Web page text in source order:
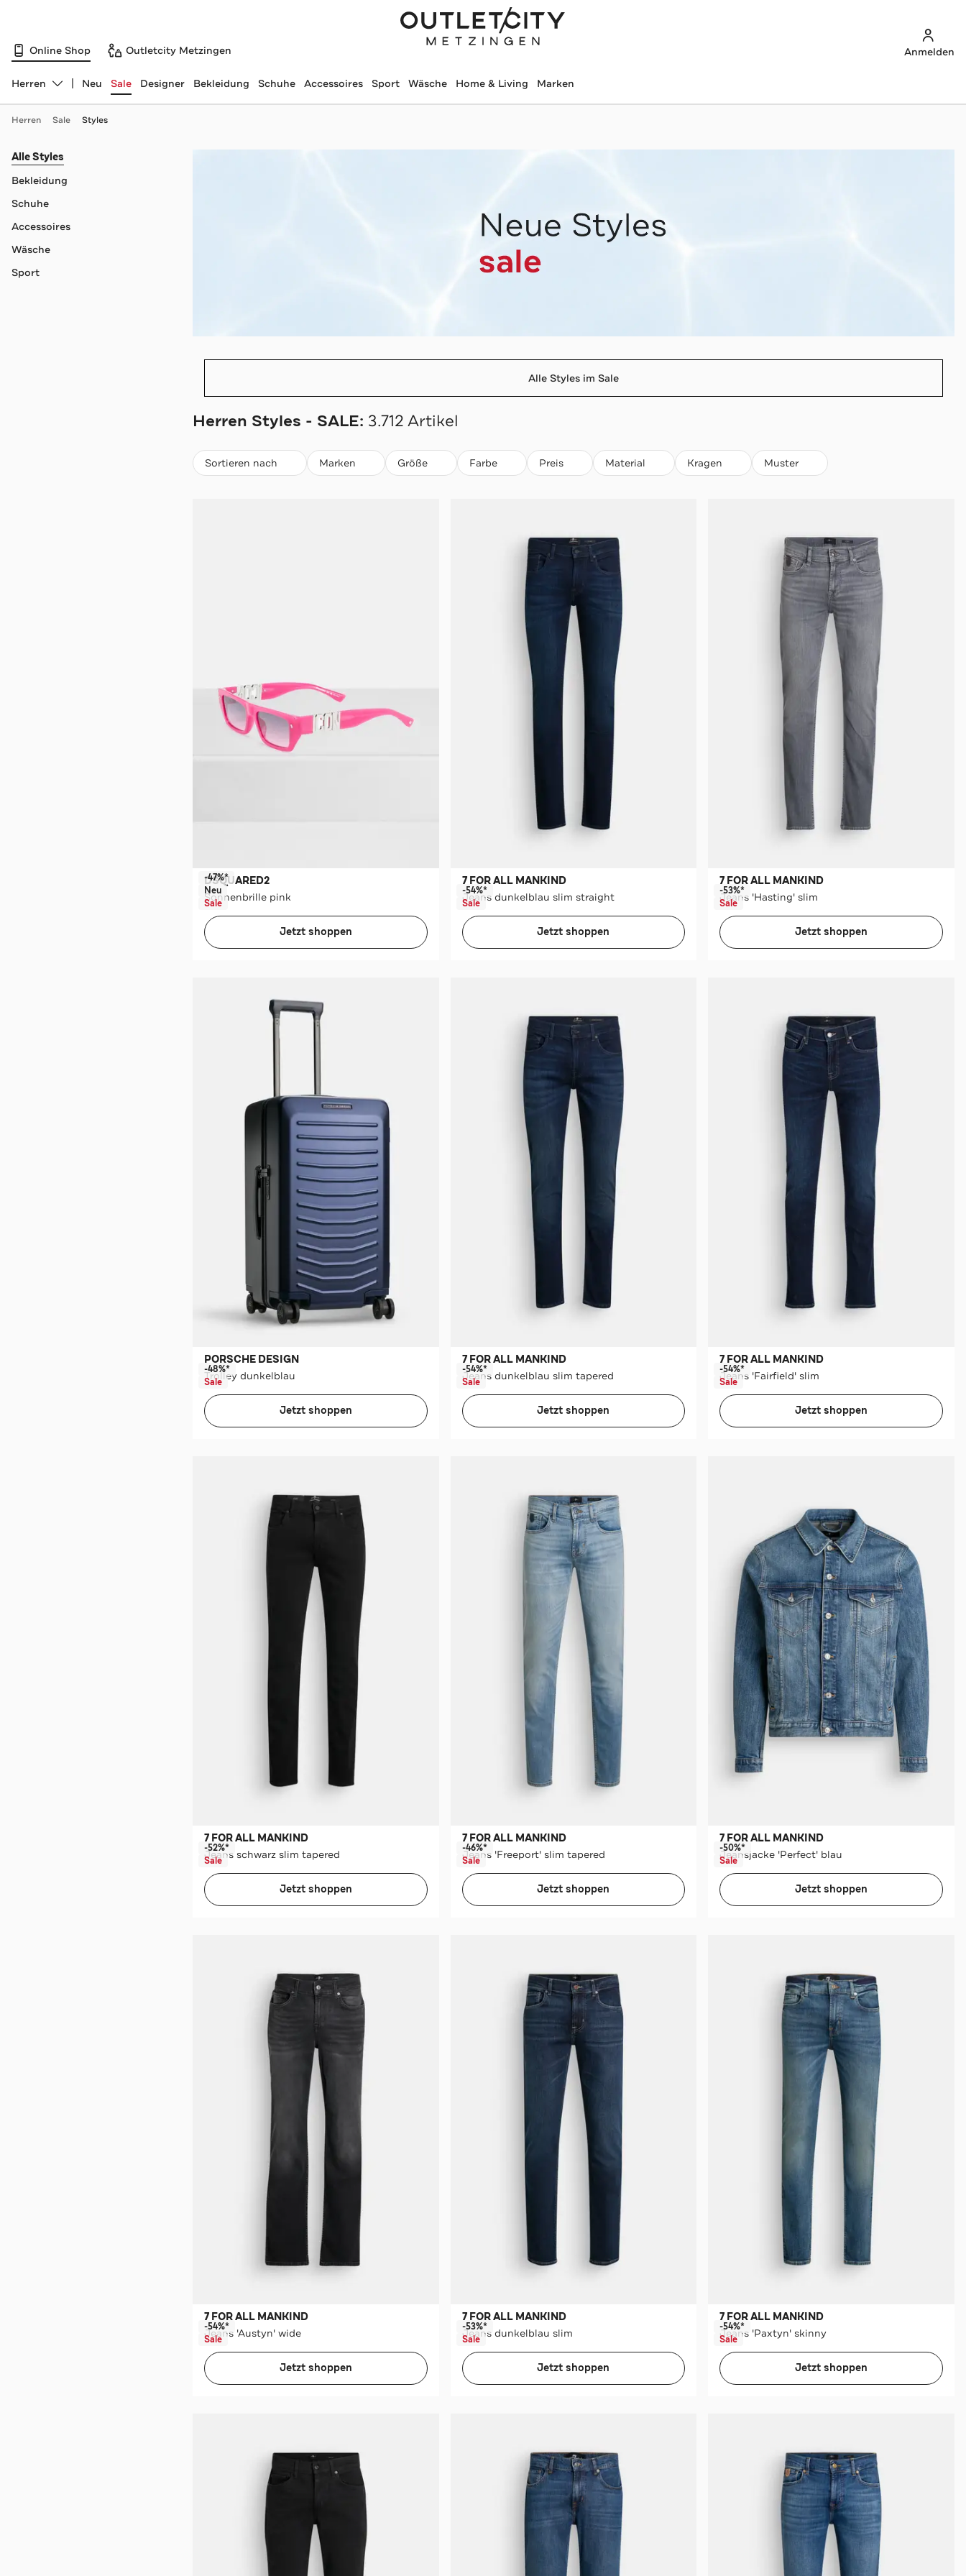
Online Shop Outletcity Metzingen Anmelden
Abteilung ändern, ausgewählt:
Herren Neu Sale Designer Bekleidung Schuhe Accessoires Sport Wäsche Home & Living Marken
Herren Sale Styles
Alle Styles im Sale
Herren Styles - SALE: 3.712 Artikel
Navigation überspringen
Alle Styles
Bekleidung
Schuhe
Accessoires
Wäsche
Sport
Sortieren nach
Beliebteste Marken Größe Farbe Preis Material Kragen Muster
DSQUARED2
Sonnenbrille pink
-47%*
Neu
Sale
Jetzt shoppen
7 FOR ALL MANKIND
Jeans dunkelblau slim straight
-54%*
Sale
Jetzt shoppen
7 FOR ALL MANKIND
Jeans 'Hasting' slim
-53%*
Sale
Jetzt shoppen
PORSCHE DESIGN
Trolley dunkelblau
-48%*
Sale
Jetzt shoppen
7 FOR ALL MANKIND
Jeans dunkelblau slim tapered
-54%*
Sale
Jetzt shoppen
7 FOR ALL MANKIND
Jeans 'Fairfield' slim
-54%*
Sale
Jetzt shoppen
7 FOR ALL MANKIND
Jeans schwarz slim tapered
-52%*
Sale
Jetzt shoppen
7 FOR ALL MANKIND
Jeans 'Freeport' slim tapered
-46%*
Sale
Jetzt shoppen
7 FOR ALL MANKIND
Jeansjacke 'Perfect' blau
-50%*
Sale
Jetzt shoppen
7 FOR ALL MANKIND
Jeans 'Austyn' wide
-54%*
Sale
Jetzt shoppen
7 FOR ALL MANKIND
Jeans dunkelblau slim
-53%*
Sale
Jetzt shoppen
7 FOR ALL MANKIND
Jeans 'Paxtyn' skinny
-54%*
Sale
Jetzt shoppen